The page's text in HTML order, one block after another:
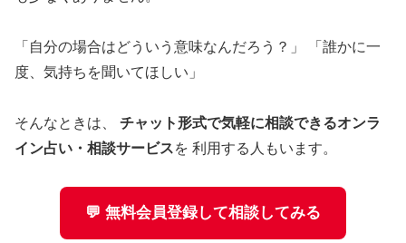
「自分の場合はどういう意味なんだろう？」 「誰かに一
度、気持ちを聞いてほしい」
そんなときは、 チャット形式で気軽に相談できるオンラ
イン占い・相談サービスを 利用する人もいます。
💬 無料会員登録して相談してみる